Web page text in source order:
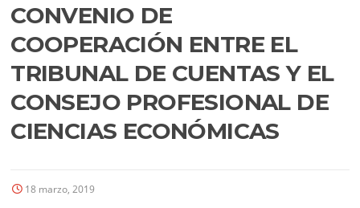
CONVENIO DE
COOPERACIÓN ENTRE EL
TRIBUNAL DE CUENTAS Y EL
CONSEJO PROFESIONAL DE
CIENCIAS ECONÓMICAS
18 marzo, 2019